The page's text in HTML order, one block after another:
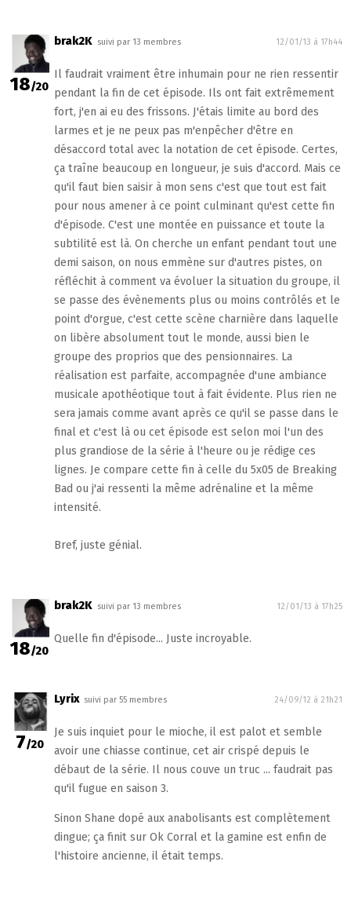
18/20
brak2K suivi par 13 membres 12/01/13 à 17h44
Il faudrait vraiment être inhumain pour ne rien ressentir
pendant la fin de cet épisode. Ils ont fait extrêmement
fort, j'en ai eu des frissons. J'étais limite au bord des
larmes et je ne peux pas m'enpêcher d'être en
désaccord total avec la notation de cet épisode. Certes,
ça traîne beaucoup en longueur, je suis d'accord. Mais ce
qu'il faut bien saisir à mon sens c'est que tout est fait
pour nous amener à ce point culminant qu'est cette fin
d'épisode. C'est une montée en puissance et toute la
subtilité est là. On cherche un enfant pendant tout une
demi saison, on nous emmène sur d'autres pistes, on
réfléchit à comment va évoluer la situation du groupe, il
se passe des évènements plus ou moins contrôlés et le
point d'orgue, c'est cette scène charnière dans laquelle
on libère absolument tout le monde, aussi bien le
groupe des proprios que des pensionnaires. La
réalisation est parfaite, accompagnée d'une ambiance
musicale apothéotique tout à fait évidente. Plus rien ne
sera jamais comme avant après ce qu'il se passe dans le
final et c'est là ou cet épisode est selon moi l'un des
plus grandiose de la série à l'heure ou je rédige ces
lignes. Je compare cette fin à celle du 5x05 de Breaking
Bad ou j'ai ressenti la même adrénaline et la même
intensité.
Bref, juste génial.
18/20
brak2K suivi par 13 membres 12/01/13 à 17h25
Quelle fin d'épisode... Juste incroyable.
7/20
Lyrix suivi par 55 membres 24/09/12 à 21h21
Je suis inquiet pour le mioche, il est palot et semble
avoir une chiasse continue, cet air crispé depuis le
débaut de la série. Il nous couve un truc ... faudrait pas
qu'il fugue en saison 3.
Sinon Shane dopé aux anabolisants est complètement
dingue; ça finit sur Ok Corral et la gamine est enfin de
l'histoire ancienne, il était temps.